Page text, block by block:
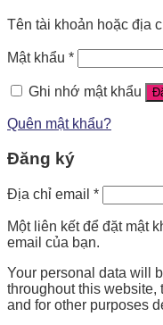
Tên tài khoản hoặc địa
Mật khẩu *
Ghi nhớ mật khẩu
Quên mật khẩu?
Đăng ký
Địa chỉ email *
Một liên kết để đặt mật
email của bạn.
Your personal data will
throughout this website,
and for other purposes